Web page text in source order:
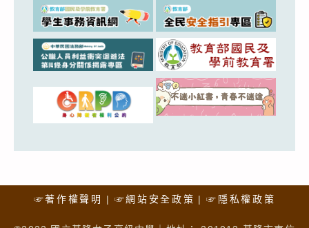
☞著作權聲明 ☞網站安全政策 ☞隱私權政策